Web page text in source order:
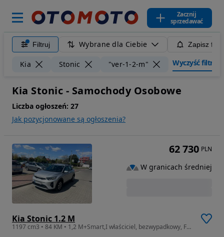
Zacznij
sprzedawać
Filtruj Wybrane dla Ciebie Zapisz
Kia Stonic "ver-1-2-m" Wyczyść filtry
Kia Stonic - Samochody Osobowe
Liczba ogłoszeń: 27
Jak pozycjonowane są ogłoszenia?
Kia Stonic 1.2 M
1197 cm3 • 84 KM • 1,2 M+Smart,I właściciel, bezwypadkowy, FV23%, stan idealny
62 730 PLN
W granicach średniej